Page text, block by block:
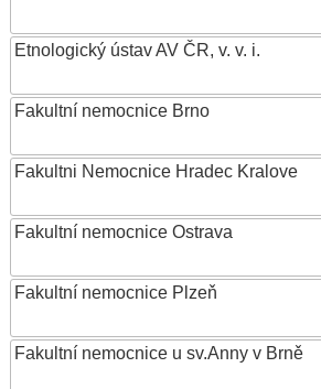
Etnologický ústav AV ČR, v. v. i.
Fakultní nemocnice Brno
Fakultni Nemocnice Hradec Kralove
Fakultní nemocnice Ostrava
Fakultní nemocnice Plzeň
Fakultní nemocnice u sv.Anny v Brně